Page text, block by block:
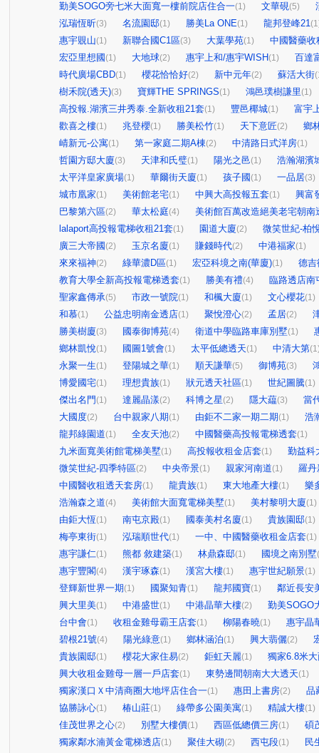
勤美SOGO旁七米大面寬一樓前院店住合一(1) 文華硯(5)
泓瑞恆昕(3) 名流園邸(1) 勝美La ONE(1) 龍邦登峰21
惠宇覞山(1) 新聯合國C1區(3) 大葉學苑(1)
中國醫藥收
宏亞里想國 (1) 大地球(2) 惠宇上和/惠宇WISH(1)
百達
時代廣場CBD(1) 櫻花恰恰好(2) 新中元年(2) 蘇活大街
樹禾院(透天)(3) 寶輝THE SPRINGS(1) 鴻邑璞樹謙里(1)
高投報.湖濱三井秀泰.全新收租21套(1) 豐邑椰城(1)
富宇
歡喜之樓(1) 兆登櫻(1) 勝美松竹(1) 天下意匠(2)
鄉
崝新元-公寓(1) 第一家庭二期A棟(2) 中清路日式洋房(1)
哲園方邸大廈(3) 天津和氏璧(1) 陽光之邑(1)
浩瀚湖濱
太平洋皇家廣場(1) 華爾街天廈(1) 孩子國 (1) 一品居(3)
城市凰家(1) 美術館老宅(1) 中興大高投報五套(1)
興富
巴黎第六區(2) 華太松庭(4)
美術館百萬改造絕美老宅朝南
lalaport高投報電梯收租21套(1) 園道大廈(2)
微笑世紀-柏
廣三大帝國 (2) 玉京名廈(1) 賺錢時代(2) 中港福家(1)
來來福神(2) 綠華濃D區(1) 宏亞科境之南(華廈)(1)
德吉
教育大學全新高投報電梯透套(1) 勝美有禮(4)
臨路透店南
聖家鑫傳承(5) 市政一號院(1) 和楓大廈(1) 文心櫻花(1)
和慕(1) 公益忠明南金透店(1) 聚悅澄心(2) 孟居(2)
勝美樹廈(3) 國泰御博苑(4) 衛道中學臨路車庫別墅(1)
鄉林凱悅(1) 國圖1號會(1) 太平低總透天(1) 中清大第
永聚一生(1) 登陽城之華(1) 順天謙華(5) 御博苑(3)
博愛國宅(1) 理想貴族(1) 狀元透天社區(1) 世紀圖騰(1)
傑出名門 (1) 達麗晶漾(2) 科博之星(2) 隱大藴(3)
當
大國度(2) 台中親家八期(1) 由鉅不二家一期二期(1)
浩
龍邦綠園道(1) 全友天池(2) 中國醫藥高投報電梯透套(1)
九米面寬美術館電梯美墅(1) 高投報收租金店套(1)
勤益科
微笑世紀-四季特區(2) 中央帝景(1) 親家河南道(1)
羅丹
中國醫收租透天套房(1) 龍貴族(1) 東大地產大樓(1)
樂
浩瀚森之道(4) 美術館大面寬電梯美墅(1) 美村黎明大廈(1)
由鉅大恆(1) 南屯京殿(1) 國泰美村名廈(1) 貴族園邸(1)
梅亭東街(1) 泓瑞順世代(1) 一中、中國醫藥收租金店套(1)
惠宇謙仁(1) 熊都 敘建築(1) 林鼎森邸(1) 國境之南別墅
惠宇豐閣(4) 漢宇琢森(1) 漢宮大樓(1) 惠宇世紀願景(1)
登輝新世界一期(1) 國聚知青(1) 龍邦國寶(1)
鄰近長安
興大里美(1) 中港盛世(1) 中港晶華大樓(2)
勤美SOGO
台中會(1) 收租金雞母霸王店套(1) 柳陽春曉(1)
惠宇晶
碧根21號(4) 陽光綠意(1) 鄉林涵泊(1) 興大翡儷(2)
貴族園邸(1) 櫻花大家住易(2) 鉅虹天麗(1)
獨家6.8米
興大收租金雞母一層一戶店套(1) 東勢邊間朝南大大透天(1)
獨家漢口Ｘ中清商圈大地坪店住合一(1) 惠田上書房(2)
品
協勝詠心(1) 椿山莊(1) 綠帶多公園美寓(1) 精誠大樓(1)
佳茂世界之心(2) 別墅大樓價(1) 西區低總價三房(1)
碩
獨家鄰水湳黃金電梯透店(1) 聚佳大砌(2) 西屯段(1)
民